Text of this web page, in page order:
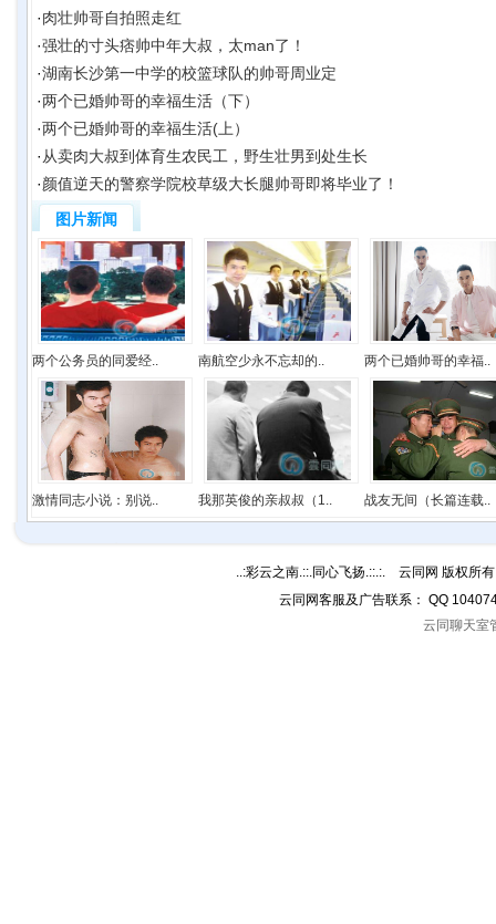
·肉壮帅哥自拍照走红
·强壮的寸头痞帅中年大叔，太man了！
·湖南长沙第一中学的校篮球队的帅哥周业定
·两个已婚帅哥的幸福生活（下）
·两个已婚帅哥的幸福生活(上）
· 从卖肉大叔到体育生农民工，野生壮男到处生长
·颜值逆天的警察学院校草级大长腿帅哥即将毕业了！
图片新闻
两个公务员的同爱经.. 南航空少永不忘却的.. 两个已婚帅哥的幸福..
激情同志小说：别说.. 我那英俊的亲叔叔（1.. 战友无间（长篇连载..
..:彩云之南.::.同心飞扬.::.:. 云同网 版权所
云同网客服及广告联系： QQ
云同聊天室